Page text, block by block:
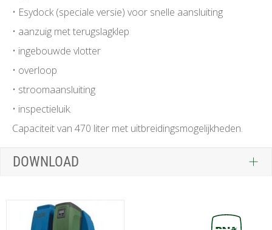
• Esydock (speciale versie) voor snelle aansluiting
• aanzuig met terugslagklep
• ingebouwde vlotter
• overloop
• stroomaansluiting
• inspectieluik.
Capaciteit van 470 liter met uitbreidingsmogelijkheden.
DOWNLOAD